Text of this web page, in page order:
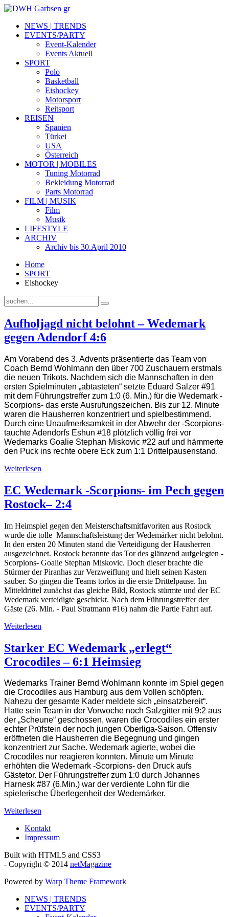
NEWS | TRENDS
EVENTS/PARTY
Event-Kalender
Events Aktuell
SPORT
Polo
Basketball
Eishockey
Motorsport
Reitsport
REISEN
Spanien
Türkei
USA
Österreich
MOTOR | MOBILES
Tuning Motorrad
Bekleidung Motorrad
Parts Motorrad
FILM | MUSIK
Film
Musik
LIFESTYLE
ARCHIV
Archiv bis 30.April 2010
Home
SPORT
Eishockey
Aufholjagd nicht belohnt – Wedemark
gegen Adendorf 4:6
Am Vorabend des 3. Advents präsentierte das Team von
Coach Bernd Wohlmann den über 700 Zuschauern erstmals
die neuen Trikots. Nachdem sich die Mannschaften in den
ersten Spielminuten „abtasteten“ setzte Eduard Salzer #91
mit dem Führungstreffer zum 1:0 (6. Min.) für die Wedemark -
Scorpions- das erste Ausrufungszeichen. Bis zur 12. Minute
waren die Hausherren konzentriert und spielbestimmend.
Durch eine Unaufmerksamkeit in der Abwehr der -Scorpions-
tauchte Adendorfs Eshun #18 plötzlich völlig frei vor
Wedemarks Goalie Stephan Miskovic #22 auf und hämmerte
den Puck ins rechte obere Eck zum 1:1 Drittelpausenstand.
Weiterlesen
EC Wedemark -Scorpions- im Pech gegen
Rostock– 2:4
Im Heimspiel gegen den Meisterschaftsmitfavoriten aus Rostock
wurde die tolle Mannschaftsleistung der Wedemärker nicht belohnt.
In den ersten 20 Minuten stand die Verteidigung der Hausherren
ausgezeichnet. Rostock berannte das Tor des glänzend aufgelegten -
Scorpions- Goalie Stephan Miskovic. Doch dieser brachte die
Stürmer der Piranhas zur Verzweiflung und hielt seinen Kasten
sauber. So gingen die Teams torlos in die erste Drittelpause. Im
Mitteldrittel zunächst das gleiche Bild, Rostock stürmte und der EC
Wedemark verteidigte geschickt. Nach dem Führungstreffer der
Gäste (26. Min. - Paul Stratmann #16) nahm die Partie Fahrt auf.
Weiterlesen
Starker EC Wedemark „erlegt“
Crocodiles – 6:1 Heimsieg
Wedemarks Trainer Bernd Wohlmann konnte im Spiel gegen
die Crocodiles aus Hamburg aus dem Vollen schöpfen.
Nahezu der gesamte Kader meldete sich „einsatzbereit“.
Hatte sein Team in der Vorwoche noch Salzgitter mit 9:2 aus
der „Scheune“ geschossen, waren die Crocodiles ein erster
echter Prüfstein der noch jungen Oberliga-Saison. Offensiv
eröffneten die Hausherren die Begegnung und gingen
konzentriert zur Sache. Wedemark agierte, wobei die
Crocodiles nur reagieren konnten. Minute um Minute
erhöhten die Wedemark -Scorpions- den Druck aufs
Gästetor. Der Führungstreffer zum 1:0 durch Johannes
Harnesk #87 (6.Min.) war der verdiente Lohn für die
spielerische Überlegenheit der Wedemärker.
Weiterlesen
Kontakt
Impressum
Built with HTML5 and CSS3
- Copyright © 2014 netMagazine
Powered by Warp Theme Framework
NEWS | TRENDS
EVENTS/PARTY